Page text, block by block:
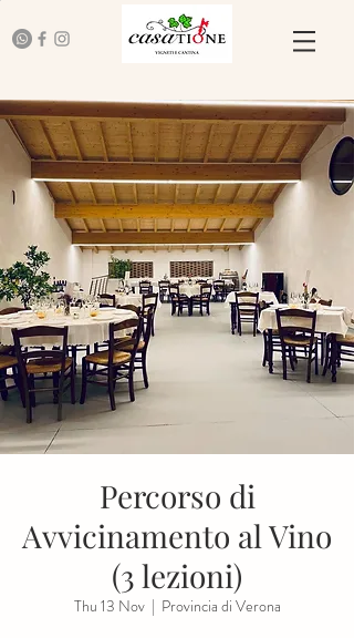
Percorso di
Avvicinamento al Vino
(3 lezioni)
Thu 13 Nov
  |
Provincia di Verona